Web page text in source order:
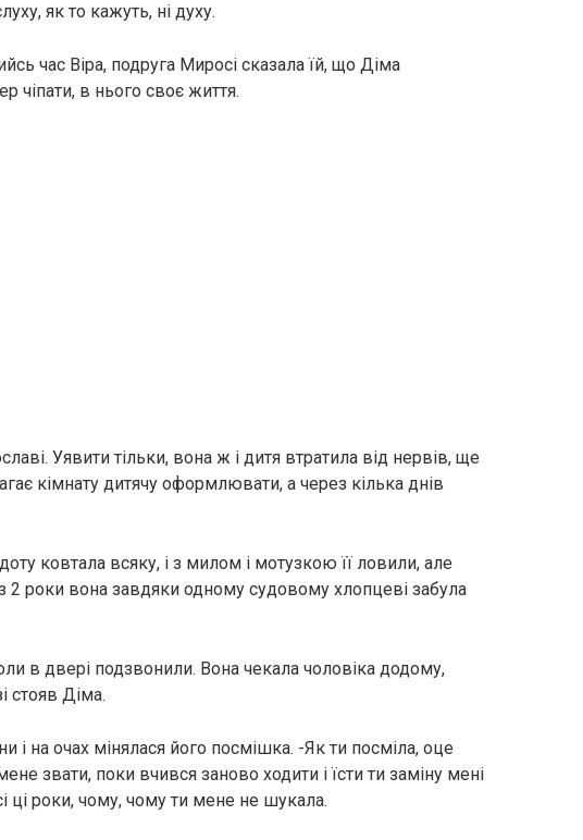
як то кажуть, ні духу.
час Віра, подруга Миросі сказала їй, що Діма
чіпати, в нього своє життя.
Уявити тільки, вона ж і дитя втратила від нервів, ще
кімнату дитячу оформлювати, а через кілька днів
ковтала всяку, і з милом і мотузкою її ловили, але
2 роки вона завдяки одному судовому хлопцеві забула
в двері подзвонили. Вона чекала чоловіка додому,
стояв Діма.
і на очах мінялася його посмішка. -Як ти посміла, оце
звати, поки вчився заново ходити і їсти ти заміну мені
ці роки, чому, чому ти мене не шукала.